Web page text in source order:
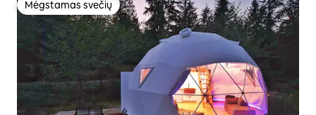
Mėgstamas svečių
Mėgstamas svečių